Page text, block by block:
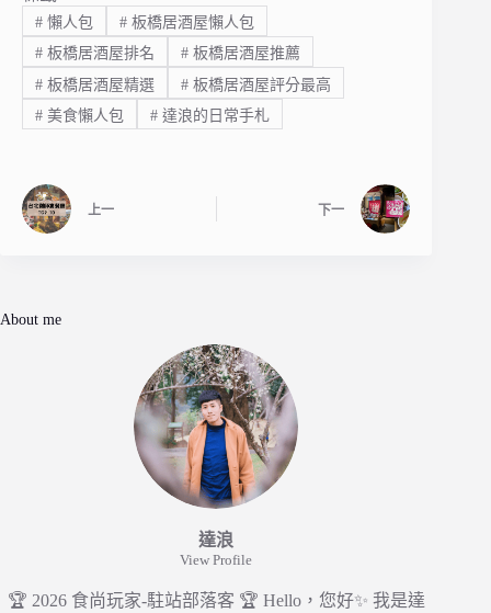
#懶人包 #板橋居酒屋懶人包
#板橋居酒屋排名 #板橋居酒屋推薦
#板橋居酒屋精選 #板橋居酒屋評分最高
#美食懶人包 #達浪的日常手札
上一 下一
About me
達浪
View Profile
🏆 2026 食尚玩家-駐站部落客 🏆 Hello，您好✨ 我是達